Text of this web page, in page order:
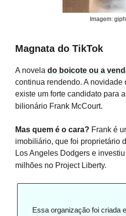
Imagem:
Magnata do TikTok
A novela do boicote ou a
continua rendendo. A novidade
existe um forte candidato para
bilionário Frank McCourt.
Mas quem é o cara? Frank é
imobiliário, que foi proprietário
Los Angeles Dodgers e
milhões no Project Liberty.
Essa organização foi criada